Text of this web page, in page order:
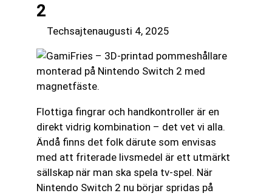
2
Techsajtenaugusti 4, 2025
Flottiga fingrar och handkontroller är en
direkt vidrig kombination – det vet vi alla.
Ändå finns det folk därute som envisas
med att friterade livsmedel är ett utmärkt
sällskap när man ska spela tv-spel. När
Nintendo Switch 2 nu börjar spridas på